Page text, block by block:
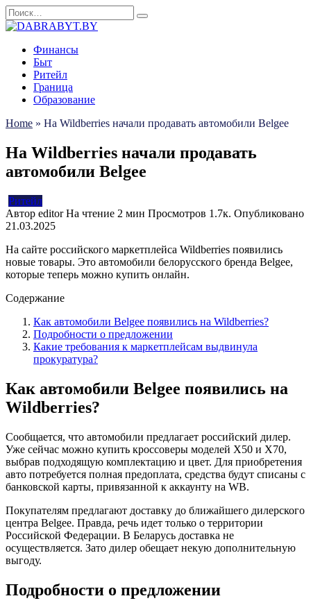
Перейти
к
Search
for:
Финансы
Быт
Ритейл
Граница
Образование
Home » На Wildberries начали продавать автомобили Belgee
На Wildberries начали продавать
автомобили Belgee
Ритейл
Автор editor На чтение 2 мин Просмотров 1.7к. Опубликовано
21.03.2025
На сайте российского маркетплейса Wildberries появились
новые товары. Это автомобили белорусского бренда Belgee,
которые теперь можно купить онлайн.
Содержание
Как автомобили Belgee появились на Wildberries?
Подробности о предложении
Какие требования к маркетплейсам выдвинула
прокуратура?
Как автомобили Belgee появились на
Wildberries?
Сообщается, что автомобили предлагает российский дилер.
Уже сейчас можно купить кроссоверы моделей X50 и X70,
выбрав подходящую комплектацию и цвет. Для приобретения
авто потребуется полная предоплата, средства будут списаны с
банковской карты, привязанной к аккаунту на WB.
Покупателям предлагают доставку до ближайшего дилерского
центра Belgee. Правда, речь идет только о территории
Российской Федерации. В Беларусь доставка не
осуществляется. Зато дилер обещает некую дополнительную
выгоду.
Подробности о предложении